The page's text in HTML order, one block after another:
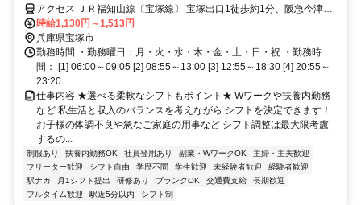
アクセス ＪＲ福知山線〔宝塚線〕 宝塚出口1徒歩約1分、阪急今津線
宝塚徒歩約1分、阪急宝塚本線 宝塚徒歩約1分
時給1,130円～1,513円
兵庫県宝塚市
勤務時間 ・勤務曜日：月・火・水・木・金・土・日・祝 ・勤務時
間： [1] 06:00～09:05 [2] 08:55～13:00 [3] 12:55～18:30 [4] 20:55～
23:20 ...
仕事内容 ★選べる柔軟なシフトもポイント★ Wワークや扶養内勤務
など 私生活と収入のバランスを考えながら シフトを決定できます！
お子様の体調不良や急なご家庭の用事など シフト調整は最大限考慮
するの...
制服あり 扶養内勤務OK 社員登用あり 副業・WワークOK
主婦・主夫歓迎
フリーター歓迎
シフト自由 学歴不問 学生歓迎 未経験者歓迎
経験者歓迎
駅ナカ
月1シフト提出 研修あり ブランクOK 交通費支給
長期歓迎
フルタイム歓迎
駅近5分以内 シフト制